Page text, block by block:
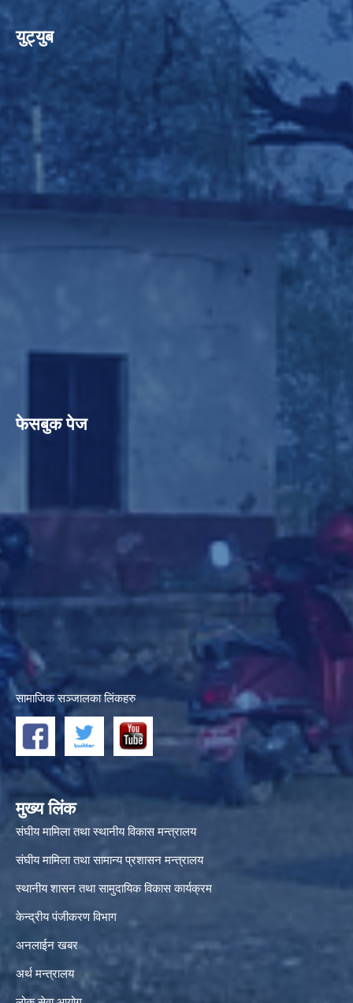
युट्युब
फेसबुक पेज
सामाजिक सञ्जालका लिंकहरु
मुख्य लिंक
संघीय मामिला तथा स्थानीय विकास मन्त्रालय
संघीय मामिला तथा सामान्य प्रशासन मन्त्रालय
स्थानीय शासन तथा सामुदायिक विकास कार्यक्रम
केन्द्रीय पंजीकरण विभाग
अनलाईन खबर
अर्थ मन्त्रालय